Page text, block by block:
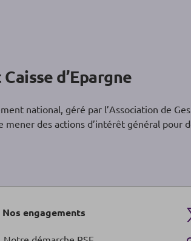
d’Epargne
national, géré par l’Association de
mener des actions d’intérêt général pour
Nos engagements